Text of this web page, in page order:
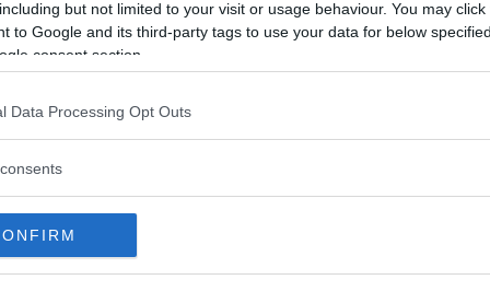
but not limited to your visit or usage behaviour. You may
to Google and its third-party tags to use your data for below
consent section.
Data Processing Opt Outs
i alla fall för många fotointresserade. En del
hela konsertfotobranschen i Sverige. Andra känner
Och framöver kommer säkert många få
Studio Emma Svensson. Där är de
tio år sedan, våren 2006, då var hon inte ens säker
»Vi får se hur det kommer att gå. Jag har
inte ekonomiskt sedan så får jag ta ett nytt jobb.«